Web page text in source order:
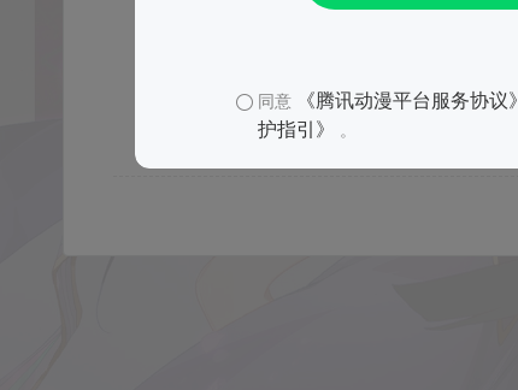
同意 《腾讯动漫平台服务协议》
护指引》
。